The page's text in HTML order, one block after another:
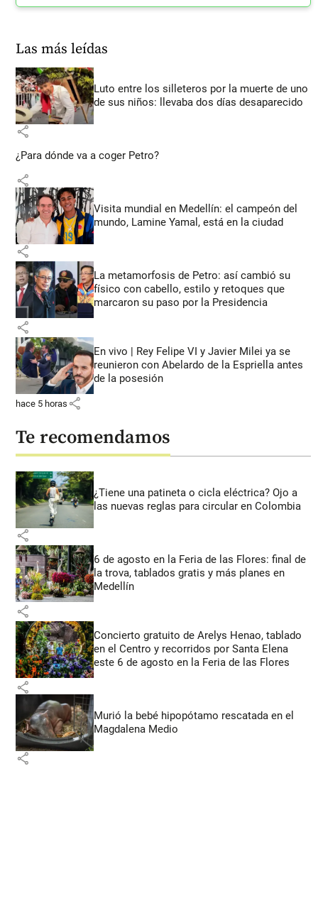
Las más leídas
Luto entre los silleteros por la muerte de uno
de sus niños: llevaba dos días desaparecido
share
¿Para dónde va a coger Petro?
share
Visita mundial en Medellín: el campeón del
mundo, Lamine Yamal, está en la ciudad
share
La metamorfosis de Petro: así cambió su
físico con cabello, estilo y retoques que
marcaron su paso por la Presidencia
share
En vivo | Rey Felipe VI y Javier Milei ya se
reunieron con Abelardo de la Espriella antes
de la posesión
hace 5 horas share
Te recomendamos
¿Tiene una patineta o cicla eléctrica? Ojo a
las nuevas reglas para circular en Colombia
share
6 de agosto en la Feria de las Flores: final de
la trova, tablados gratis y más planes en
Medellín
share
Concierto gratuito de Arelys Henao, tablado
en el Centro y recorridos por Santa Elena
este 6 de agosto en la Feria de las Flores
share
Murió la bebé hipopótamo rescatada en el
Magdalena Medio
share